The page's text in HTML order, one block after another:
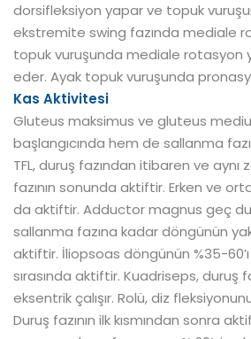
dorsifleksiyon yapar ve topuk
ekstremite swing fazında mediale
topuk vuruşunda mediale rotasyon
eder. Ayak topuk vuruşunda
Kas Aktivitesi
Gluteus maksimus ve gluteus
başlangıcında hem de sallanma
TFL, duruş fazından itibaren ve
fazının sonunda aktiftir. Erken ve
da aktiftir. Adductor magnus geç
sallanma fazına kadar döngünün
aktiftir. İliopsoas döngünün %35-
sırasında aktiftir. Kuadriseps, duruş
eksentrik çalışır. Rolü, diz
Duruş fazının ilk kısmından sonra